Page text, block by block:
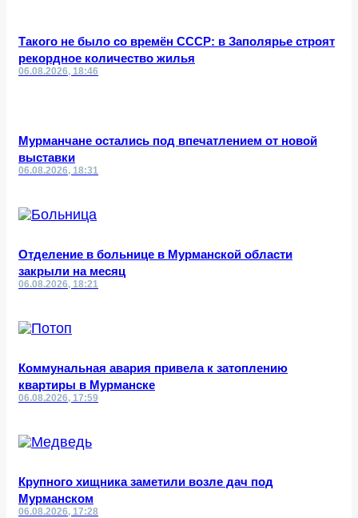
Такого не было со времён СССР: в Заполярье строят
рекордное количество жилья
06.08.2026, 18:46
Мурманчане остались под впечатлением от новой
выставки
06.08.2026, 18:31
Отделение в больнице в Мурманской области
закрыли на месяц
06.08.2026, 18:21
Коммунальная авария привела к затоплению
квартиры в Мурманске
06.08.2026, 17:59
Крупного хищника заметили возле дач под
Мурманском
06.08.2026, 17:28